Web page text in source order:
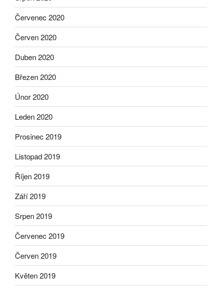
Červenec 2020
Červen 2020
Duben 2020
Březen 2020
Únor 2020
Leden 2020
Prosinec 2019
Listopad 2019
Říjen 2019
Září 2019
Srpen 2019
Červenec 2019
Červen 2019
Květen 2019